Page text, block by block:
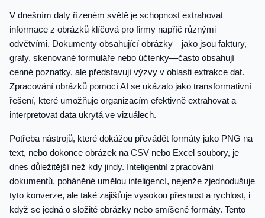
V dnešním daty řízeném světě je schopnost extrahovat
informace z obrázků klíčová pro firmy napříč různými
odvětvími. Dokumenty obsahující obrázky—jako jsou faktury,
grafy, skenované formuláře nebo účtenky—často obsahují
cenné poznatky, ale představují výzvy v oblasti extrakce dat.
Zpracování obrázků pomocí AI se ukázalo jako transformativní
řešení, které umožňuje organizacím efektivně extrahovat a
interpretovat data ukrytá ve vizuálech.
Potřeba nástrojů, které dokážou převádět formáty jako PNG na
text, nebo dokonce obrázek na CSV nebo Excel soubory, je
dnes důležitější než kdy jindy. Inteligentní zpracování
dokumentů, poháněné umělou inteligencí, nejenže zjednodušuje
tyto konverze, ale také zajišťuje vysokou přesnost a rychlost, i
když se jedná o složité obrázky nebo smíšené formáty. Tento